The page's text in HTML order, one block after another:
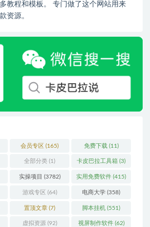
教程和模板。 专门做了这个网站用来
资源。
会员专区 (165) 免费下载 (11)
全部分类 (1) 卡皮巴拉工具箱 (3)
实操项目 (3782) 实用免费软件 (415)
游戏专区 (64) 电商大学 (358)
置顶文章 (7) 脚本挂机 (551)
虚拟资源 (92) 视屏制作软件(62)